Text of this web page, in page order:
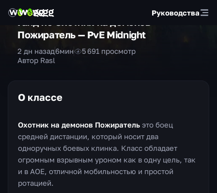
Руководства
Пожиратель — PvE Midnight
Автор Rasl
2 дн назад6мин 5 691 просмотр
О классе
Охотник на демонов Пожиратель это боец
средней дистанции, который носит два
одноручных боевых клинка. Класс обладает
огромным взрывным уроном как в одну цель, так
и в АОЕ, отличной мобильностью и простой
ротацией.